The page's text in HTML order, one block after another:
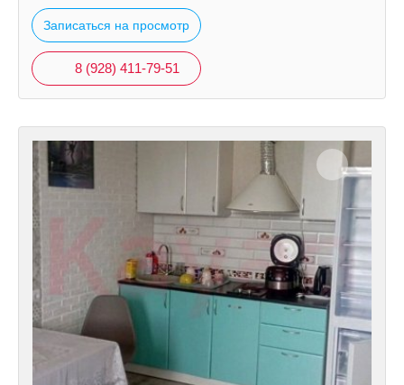
Записаться на просмотр
8 (928) 411-79-51